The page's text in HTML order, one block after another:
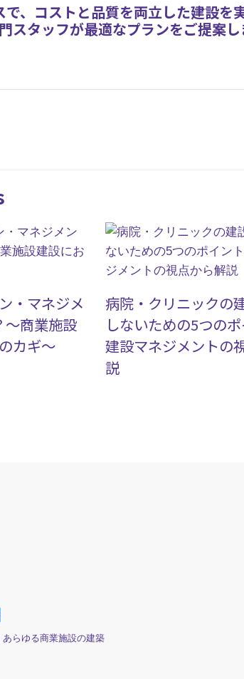
、コストと品質を両立した建設を
スタッフが最適なプランをご提案し
・マネジメ
〜商業施設
カギ〜
病院・クリニックの
しないための5つのポ
建設マネジメントの
説
らゆる商業施設の建築